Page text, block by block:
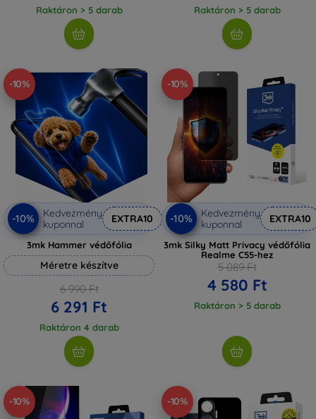
Raktáron > 5 darab Raktáron > 5 darab
-10%
-10%
Kedvezmény
kuponnal
EXTRA10
3mk Hammer védőfólia
Méretre készítve
6 990 Ft
6 291 Ft
Raktáron 4 darab
-10%
-10%
Kedvezmény
kuponnal
EXTRA10
3mk Silky Matt Privacy védőfólia
Realme C55-hez
5 089 Ft
4 580 Ft
Raktáron > 5 darab
-10% -10%